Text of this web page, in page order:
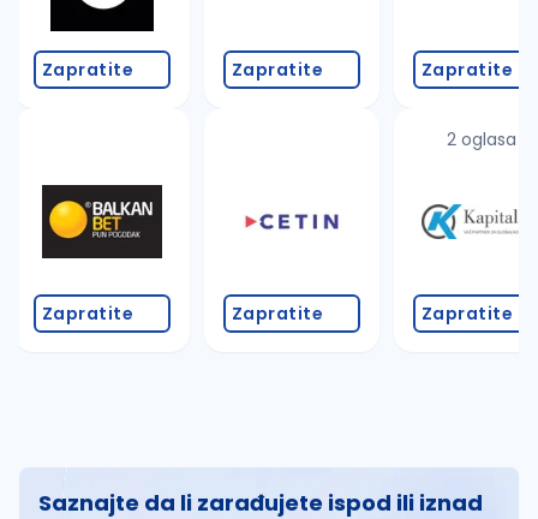
Zapratite
Zapratite
Zapratite
Zapratite
Zapratite
2 oglasa
Zapratite
Saznajte da li zarađujete ispod ili iznad